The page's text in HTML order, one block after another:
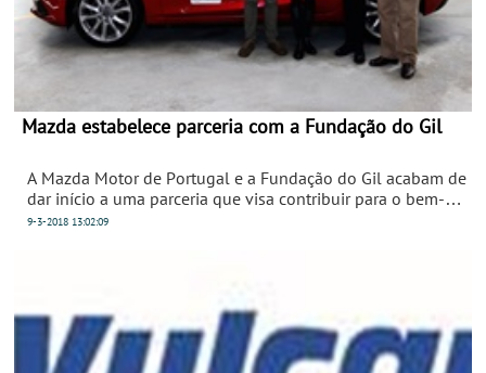
Mazda estabelece parceria com a Fundação do Gil
A Mazda Motor de Portugal e a Fundação do Gil acabam de
dar início a uma parceria que visa contribuir para o bem-
estar das crianças e jovens que contam com o suporte
sempre que possível o seu regresso à família e melhoram
o seu bem-estar e qualidade de vida.
9-3-2018 13:02:09